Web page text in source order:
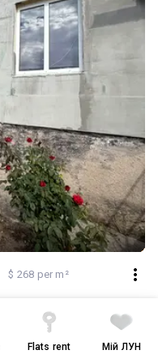
$ 268 per m²
Flats rent Мій ЛУН